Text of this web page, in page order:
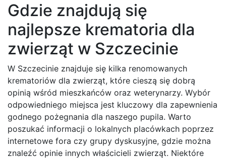
Gdzie znajdują się
najlepsze krematoria dla
zwierząt w Szczecinie
W Szczecinie znajduje się kilka renomowanych
krematoriów dla zwierząt, które cieszą się dobrą
opinią wśród mieszkańców oraz weterynarzy. Wybór
odpowiedniego miejsca jest kluczowy dla zapewnienia
godnego pożegnania dla naszego pupila. Warto
poszukać informacji o lokalnych placówkach poprzez
internetowe fora czy grupy dyskusyjne, gdzie można
znaleźć opinie innych właścicieli zwierząt. Niektóre